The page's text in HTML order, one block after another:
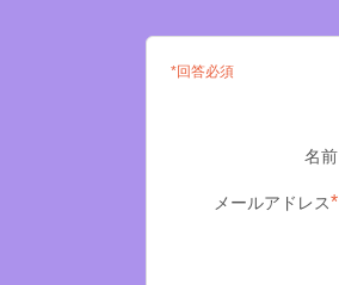
*回答必須
名前
メールアドレス*